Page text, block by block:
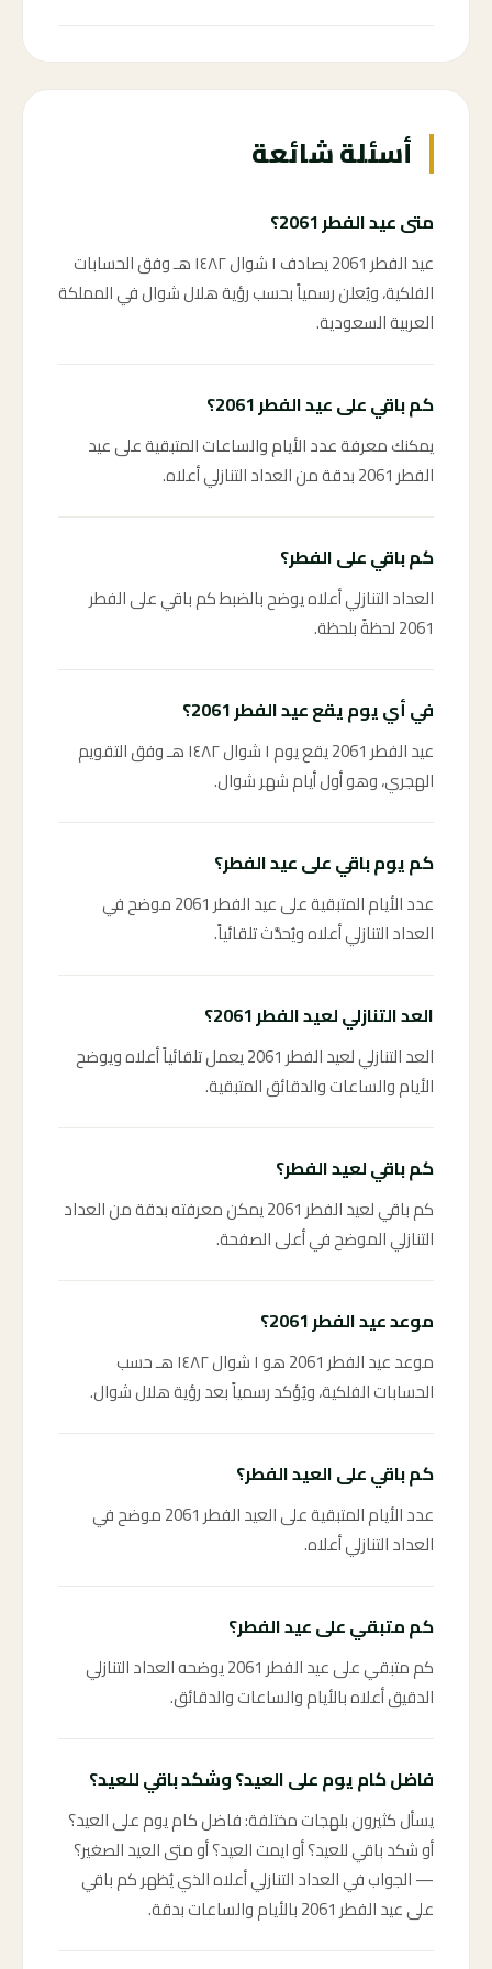
أسئلة شائعة
متى عيد الفطر 2061؟
عيد الفطر 2061 يصادف ١ شوال ١٤٨٢ هـ وفق الحسابات
الفلكية، ويُعلن رسمياً بحسب رؤية هلال شوال في المملكة
العربية السعودية.
كم باقي على عيد الفطر 2061؟
يمكنك معرفة عدد الأيام والساعات المتبقية على عيد
الفطر 2061 بدقة من العداد التنازلي أعلاه.
كم باقي على الفطر؟
العداد التنازلي أعلاه يوضح بالضبط كم باقي على الفطر
2061 لحظةً بلحظة.
في أي يوم يقع عيد الفطر 2061؟
عيد الفطر 2061 يقع يوم ١ شوال ١٤٨٢ هـ وفق التقويم
الهجري، وهو أول أيام شهر شوال.
كم يوم باقي على عيد الفطر؟
عدد الأيام المتبقية على عيد الفطر 2061 موضح في
العداد التنازلي أعلاه ويُحدَّث تلقائياً.
العد التنازلي لعيد الفطر 2061؟
العد التنازلي لعيد الفطر 2061 يعمل تلقائياً أعلاه ويوضح
الأيام والساعات والدقائق المتبقية.
كم باقي لعيد الفطر؟
كم باقي لعيد الفطر 2061 يمكن معرفته بدقة من العداد
التنازلي الموضح في أعلى الصفحة.
موعد عيد الفطر 2061؟
موعد عيد الفطر 2061 هو ١ شوال ١٤٨٢ هـ حسب
الحسابات الفلكية، ويُؤكد رسمياً بعد رؤية هلال شوال.
كم باقي على العيد الفطر؟
عدد الأيام المتبقية على العيد الفطر 2061 موضح في
العداد التنازلي أعلاه.
كم متبقي على عيد الفطر؟
كم متبقي على عيد الفطر 2061 يوضحه العداد التنازلي
الدقيق أعلاه بالأيام والساعات والدقائق.
فاضل كام يوم على العيد؟ وشكد باقي للعيد؟
يسأل كثيرون بلهجات مختلفة: فاضل كام يوم على العيد؟
أو شكد باقي للعيد؟ أو ايمت العيد؟ أو متى العيد الصغير؟
— الجواب في العداد التنازلي أعلاه الذي يُظهر كم باقي
على عيد الفطر 2061 بالأيام والساعات بدقة.